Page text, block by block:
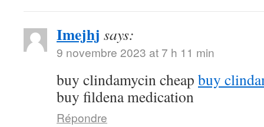
Imejhj says:
9 novembre 2023 at 7 h 11 min
buy clindamycin cheap buy
buy fildena medication
Répondre